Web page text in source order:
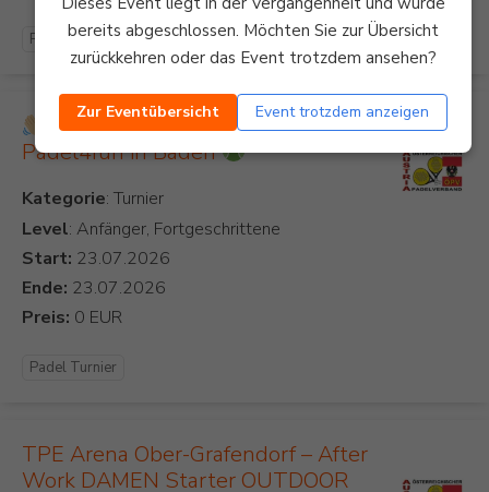
bereits abgeschlossen. Möchten Sie zur Übersicht
zurückkehren oder das Event trotzdem ansehen?
Zur Eventübersicht Event trotzdem anzeigen
Padel Turnier
Come together & Play
Padel4fun in Baden
Kategorie
Level: Anfänger, Fortgeschrittene
Start:
Ende:
Preis:
Padel Turnier
TPE Arena Ober-Grafendorf – After
Work DAMEN Starter OUTDOOR